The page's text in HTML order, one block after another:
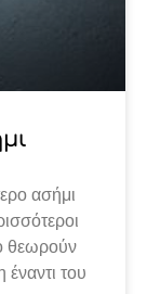
ασήμι
θεωρούν
έναντι του